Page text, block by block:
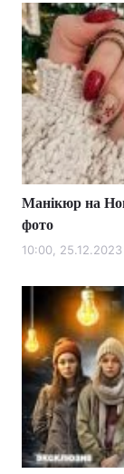
Манікюр на
фото
10:00, 25.12.2023